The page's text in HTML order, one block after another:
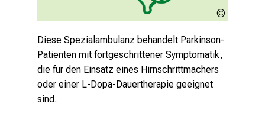
Klinikum, die derzeitigen Fortschritte in der
Diagnostik und Behandlung der Parkinson-
Erkrankung.
Mehr lesen
Diese Spezialambulanz behandelt Parkinson-
Patienten mit fortgeschrittener Symptomatik,
die für den Einsatz eines Hirnschrittmachers
oder einer L-Dopa-Dauertherapie geeignet
sind.